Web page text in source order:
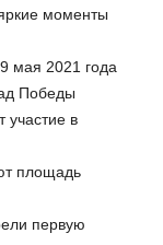
моменты
мая 2021 года
Победы
участие в
площадь
первую